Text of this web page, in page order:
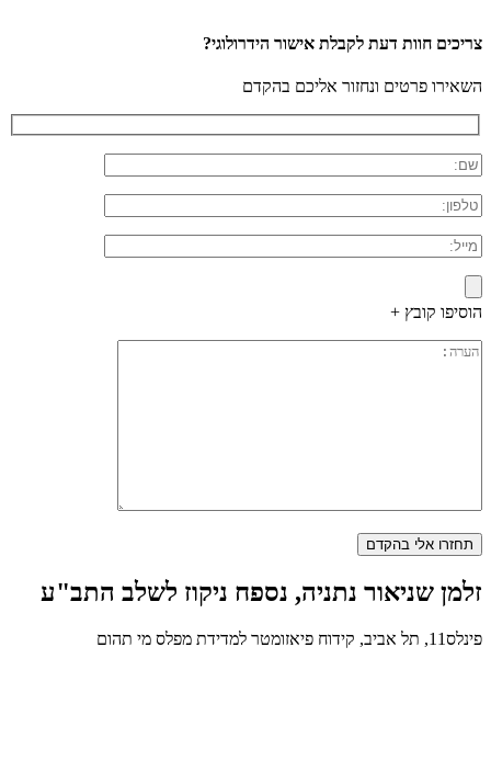
צריכים חוות דעת לקבלת אישור הידרולוגי?
השאירו פרטים ונחזור אליכם בהקדם
הוסיפו קובץ +
זלמן שניאור נתניה, נספח ניקוז לשלב התב"ע
פינלס11, תל אביב, קידוח פיאזומטר למדידת מפלס מי תהום